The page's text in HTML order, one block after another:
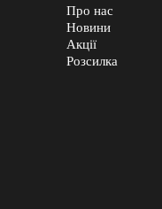
Про нас
Новини
Акції
Розсилка